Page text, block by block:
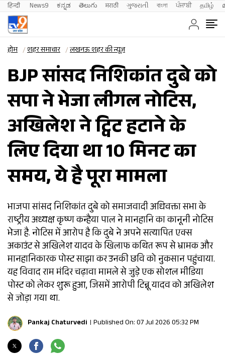
हिन्दी News9 ಕನ್ನಡ తెలుగు मराठी ગુજરાતી বাংলা ਪੰਜਾਬੀ தமிழ்
होम शहर समाचार लखनऊ शहर की न्यूज़
BJP सांसद निशिकांत दुबे को
सपा ने भेजा लीगल नोटिस,
अखिलेश ने ट्विट हटाने के
लिए दिया था 10 मिनट का
समय, ये है पूरा मामला
भाजपा सांसद निशिकांत दुबे को समाजवादी अधिवक्ता सभा के
राष्ट्रीय अध्यक्ष कृष्ण कन्हैया पाल ने मानहानि का कानूनी नोटिस
भेजा है. नोटिस में आरोप है कि दुबे ने अपने सत्यापित एक्स
अकाउंट से अखिलेश यादव के खिलाफ कथित रूप से भ्रामक और
मानहानिकारक पोस्ट साझा कर उनकी छवि को नुकसान पहुंचाया.
यह विवाद राम मंदिर चढ़ावा मामले से जुड़े एक सोशल मीडिया
पोस्ट को लेकर शुरू हुआ, जिसमें आरोपी टिन्नू यादव को अखिलेश
से जोड़ा गया था.
Pankaj Chaturvedi Published On: 07 Jul 2026 05:32 PM